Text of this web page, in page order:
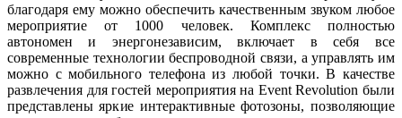
благодаря ему можно обеспечить качественным звуком любое
мероприятие от 1000 человек. Комплекс полностью
автономен и энергонезависим, включает в себя все
современные технологии беспроводной связи, а управлять им
можно с мобильного телефона из любой точки. В качестве
развлечения для гостей мероприятия на Event Revolution были
представлены яркие интерактивные фотозоны, позволяющие